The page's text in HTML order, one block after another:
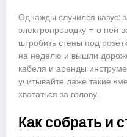
Однажды случился казус:
электропроводку – о ней
штробить стены под
на неделю и вышли
кабеля и аренды
учитывайте даже такие
хвататься за голову.
Как собрать и